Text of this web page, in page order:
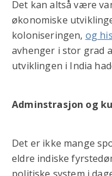
Det kan altså være
økonomiske
koloniseringen, og
avhenger i stor grad
utviklingen i India
Adminstrasjon og
Det er ikke mange
eldre indiske